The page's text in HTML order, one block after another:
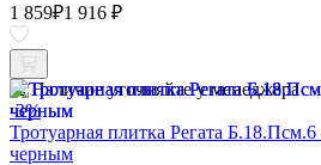
1 859₽1 916 ₽
Наличие уточняйте у менеджера
-3%
Тротуарная плитка Регата
черным